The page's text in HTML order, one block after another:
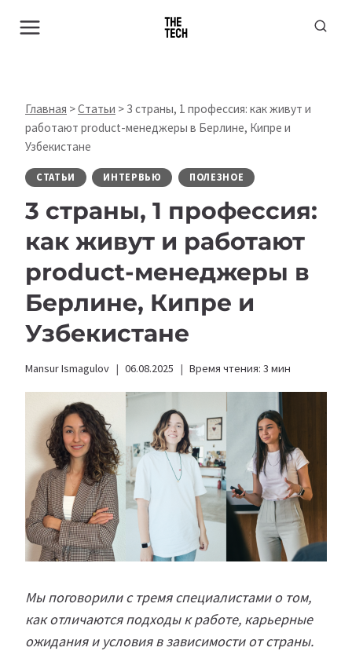
Главная >Статьи > 3 страны, 1 профессия: как живут и
работают product-менеджеры в Берлине, Кипре и
Узбекистане
СТАТЬИ ИНТЕРВЬЮ ПОЛЕЗНОЕ
3 страны, 1 профессия:
как живут и работают
product-менеджеры в
Берлине, Кипре и
Узбекистане
Mansur Ismagulov 06.08.2025 Время чтения: 3 мин
Мы поговорили с тремя специалистами о том,
как отличаются подходы к работе, карьерные
ожидания и условия в зависимости от страны.